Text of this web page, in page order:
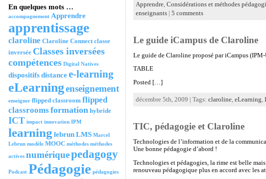
En quelques mots …
accompagnement Apprendre
apprentissage
claroline Claroline Connect classe
inversée Classes inversées
compétences Digital Natives
dispositifsdistancee-learning
eLearningenseignement
enseigner flipped classroom flipped
classroomsformation hybride
ICT impact innovation IPM
learning lebrunLMS Marcel
Lebrun modèle MOOC méthodes méthodes
actives numériquepedagogy
Podcast Pédagogie pédagogies
Apprendre, Considérations et méthodes
enseignants| 5 comments
Le guide iCampus de Claroline
Le guide de Claroline proposé par iCampus
TABLE
Posted […]
décembre 5th, 2009 | Tags: claroline, eLearning,
TIC, pédagogie et Claroline
Technologies de l’information et de la
Une bonne pédagogie d’abord !
Technologies et pédagogies, la rime est belle
renouveau pédagogique plus en accord avec les